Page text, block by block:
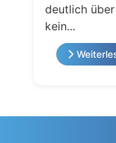
deutlich
kein...